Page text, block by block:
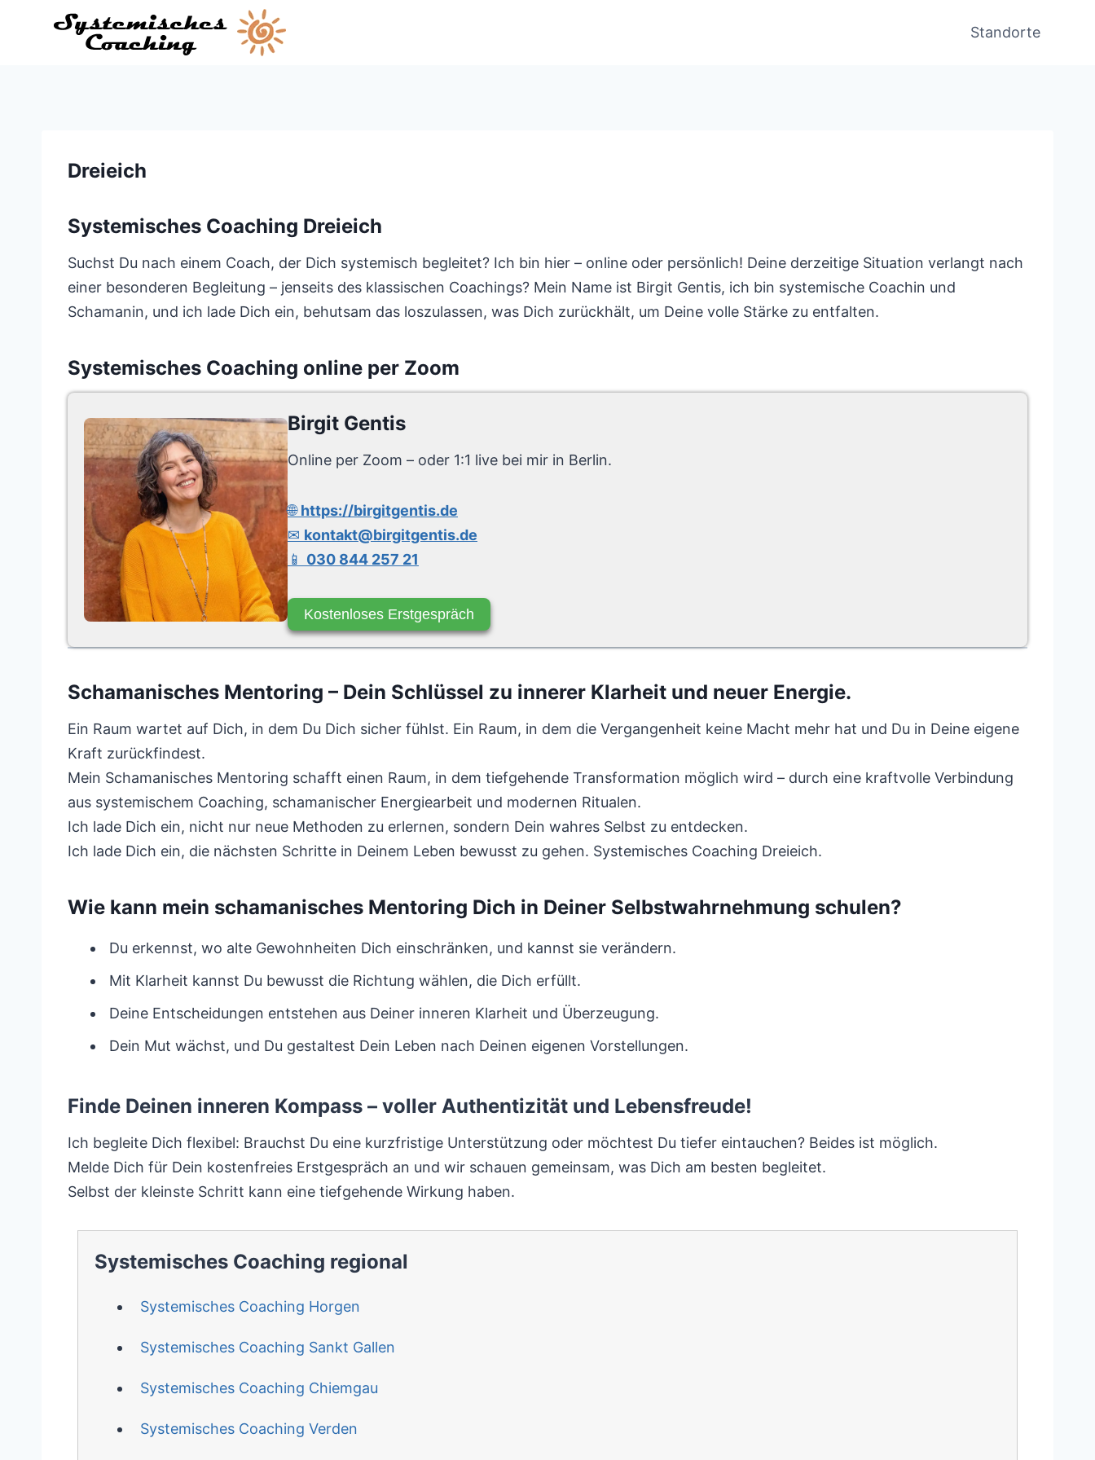
Standorte
Dreieich
Systemisches Coaching Dreieich
Suchst Du nach einem Coach, der Dich systemisch begleitet? Ich bin hier – online oder persönlich! Deine derzeitige Situation verlangt nach
einer besonderen Begleitung – jenseits des klassischen Coachings? Mein Name ist Birgit Gentis, ich bin systemische Coachin und
Schamanin, und ich lade Dich ein, behutsam das loszulassen, was Dich zurückhält, um Deine volle Stärke zu entfalten.
Systemisches Coaching online per Zoom
Birgit Gentis
Online per Zoom – oder 1:1 live bei mir in Berlin.
🌐https://birgitgentis.de
✉ kontakt@birgitgentis.de
📱 030 844 257 21
Kostenloses Erstgespräch
Schamanisches Mentoring – Dein Schlüssel zu innerer Klarheit und neuer Energie.
Ein Raum wartet auf Dich, in dem Du Dich sicher fühlst. Ein Raum, in dem die Vergangenheit keine Macht mehr hat und Du in Deine eigene
Kraft zurückfindest.
Mein Schamanisches Mentoring schafft einen Raum, in dem tiefgehende Transformation möglich wird – durch eine kraftvolle Verbindung
aus systemischem Coaching, schamanischer Energiearbeit und modernen Ritualen.
Ich lade Dich ein, nicht nur neue Methoden zu erlernen, sondern Dein wahres Selbst zu entdecken.
Ich lade Dich ein, die nächsten Schritte in Deinem Leben bewusst zu gehen. Systemisches Coaching Dreieich.
Wie kann mein schamanisches Mentoring Dich in Deiner Selbstwahrnehmung schulen?
Du erkennst, wo alte Gewohnheiten Dich einschränken, und kannst sie verändern.
Mit Klarheit kannst Du bewusst die Richtung wählen, die Dich erfüllt.
Deine Entscheidungen entstehen aus Deiner inneren Klarheit und Überzeugung.
Dein Mut wächst, und Du gestaltest Dein Leben nach Deinen eigenen Vorstellungen.
Finde Deinen inneren Kompass – voller Authentizität und Lebensfreude!
Ich begleite Dich flexibel: Brauchst Du eine kurzfristige Unterstützung oder möchtest Du tiefer eintauchen? Beides ist möglich.
Melde Dich für Dein kostenfreies Erstgespräch an und wir schauen gemeinsam, was Dich am besten begleitet.
Selbst der kleinste Schritt kann eine tiefgehende Wirkung haben.
Systemisches Coaching regional
Systemisches Coaching Horgen
Systemisches Coaching Sankt Gallen
Systemisches Coaching Chiemgau
Systemisches Coaching Verden